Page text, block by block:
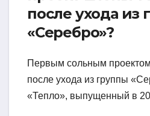
после ухода из
«Серебро»?
Первым сольным
после ухода из группы
«Тепло», выпущенный в